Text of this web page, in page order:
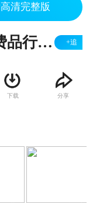
清完整版
X-Treme万能胶带在消费品行业应用的视频 +追
下载 分享